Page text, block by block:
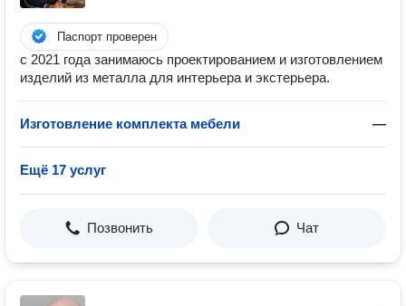
Паспорт проверен
с 2021 года занимаюсь проектированием и изготовлением
изделий из металла для интерьера и экстерьера.
Изготовление комплекта мебели —
Ещё 17 услуг
Позвонить Чат